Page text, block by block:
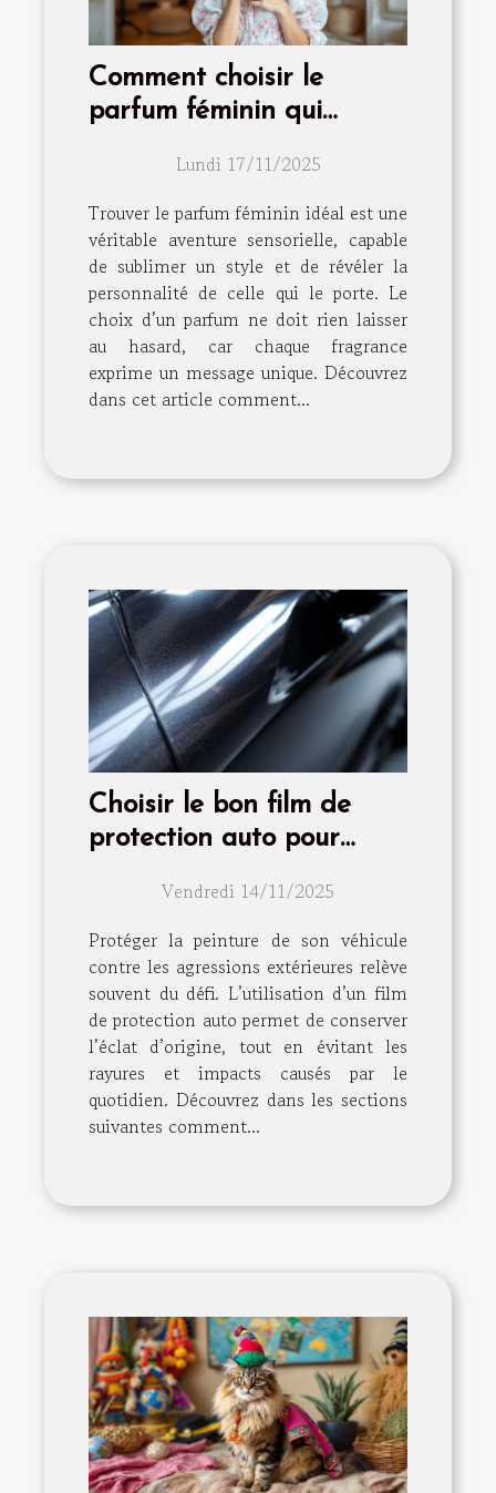
Comment choisir le
parfum féminin qui
Lundi 17/11/2025
Trouver le parfum féminin idéal est une
véritable aventure sensorielle, capable
de sublimer un style et de révéler la
personnalité de celle qui le porte. Le
choix d’un parfum ne doit rien laisser
au hasard, car chaque fragrance
exprime un message unique. Découvrez
dans cet article comment...
Choisir le bon film de
protection auto pour
votre véhicule
Vendredi 14/11/2025
Protéger la peinture de son véhicule
contre les agressions extérieures relève
souvent du défi. L’utilisation d’un film
de protection auto permet de conserver
l’éclat d’origine, tout en évitant les
rayures et impacts causés par le
quotidien. Découvrez dans les sections
suivantes comment...